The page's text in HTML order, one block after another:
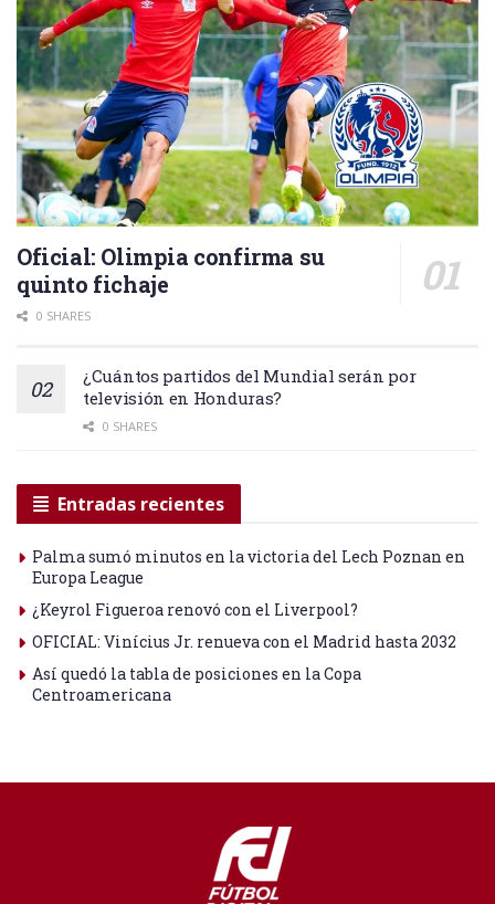
Oficial: Olimpia confirma su
quinto fichaje
0 SHARES
¿Cuántos partidos del Mundial serán por
televisión en Honduras?
0 SHARES
Entradas recientes
Palma sumó minutos en la victoria del Lech Poznan en
Europa League
¿Keyrol Figueroa renovó con el Liverpool?
OFICIAL: Vinícius Jr. renueva con el Madrid hasta 2032
Así quedó la tabla de posiciones en la Copa
Centroamericana